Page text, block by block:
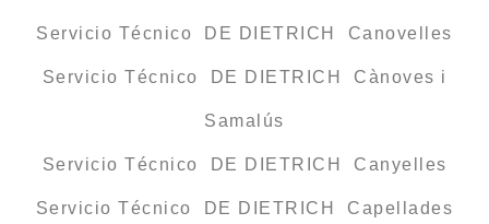
Servicio Técnico DE DIETRICH Canovelles
Servicio Técnico DE DIETRICH Cànoves i
Samalús
Servicio Técnico DE DIETRICH Canyelles
Servicio Técnico DE DIETRICH Capellades